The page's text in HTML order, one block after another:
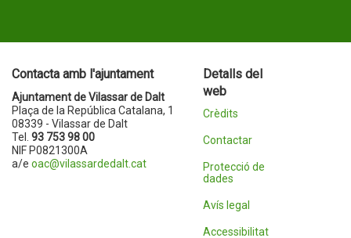
Contacta amb l'ajuntament
Ajuntament de Vilassar de Dalt
Plaça de la República Catalana, 1
08339 - Vilassar de Dalt
Tel. 93 753 98 00
NIF P0821300A
a/e oac@vilassardedalt.cat
Detalls del
web
Crèdits
Contactar
Protecció de
dades
Avís legal
Accessibilitat